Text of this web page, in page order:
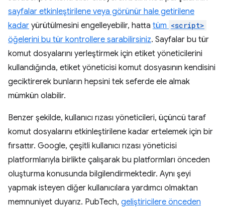
sayfalar etkinleştirilene veya görünür hale getirilene
kadar yürütülmesini engelleyebilir, hatta tüm <script>
öğelerini bu tür kontrollere sarabilirsiniz. Sayfalar bu tür
komut dosyalarını yerleştirmek için etiket yöneticilerini
kullandığında, etiket yöneticisi komut dosyasının kendisini
geciktirerek bunların hepsini tek seferde ele almak
mümkün olabilir.
Benzer şekilde, kullanıcı rızası yöneticileri, üçüncü taraf
komut dosyalarını etkinleştirilene kadar ertelemek için bir
fırsattır. Google, çeşitli kullanıcı rızası yöneticisi
platformlarıyla birlikte çalışarak bu platformları önceden
oluşturma konusunda bilgilendirmektedir. Aynı şeyi
yapmak isteyen diğer kullanıcılara yardımcı olmaktan
memnuniyet duyarız. PubTech, geliştiricilere önceden